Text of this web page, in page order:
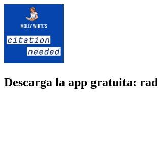
Descarga la app gratuita: